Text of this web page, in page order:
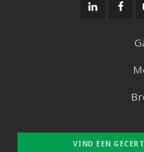
VIND EEN